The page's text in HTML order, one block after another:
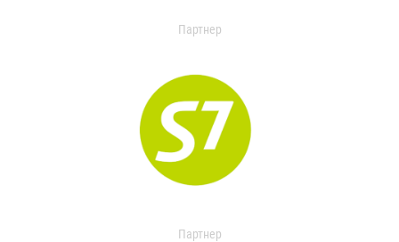
Партнер
Партнер